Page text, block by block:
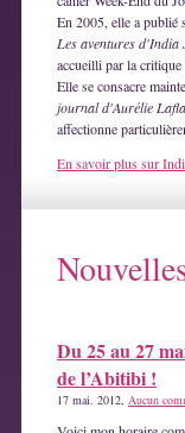
En 2005, elle a publié
Les aventures d'India
accueilli par la
Elle se consacre
journal d'Aurélie
affectionne
En savoir plus sur
Du 25 au 27
de l’Abitibi !
17 mai. 2012, Aucun